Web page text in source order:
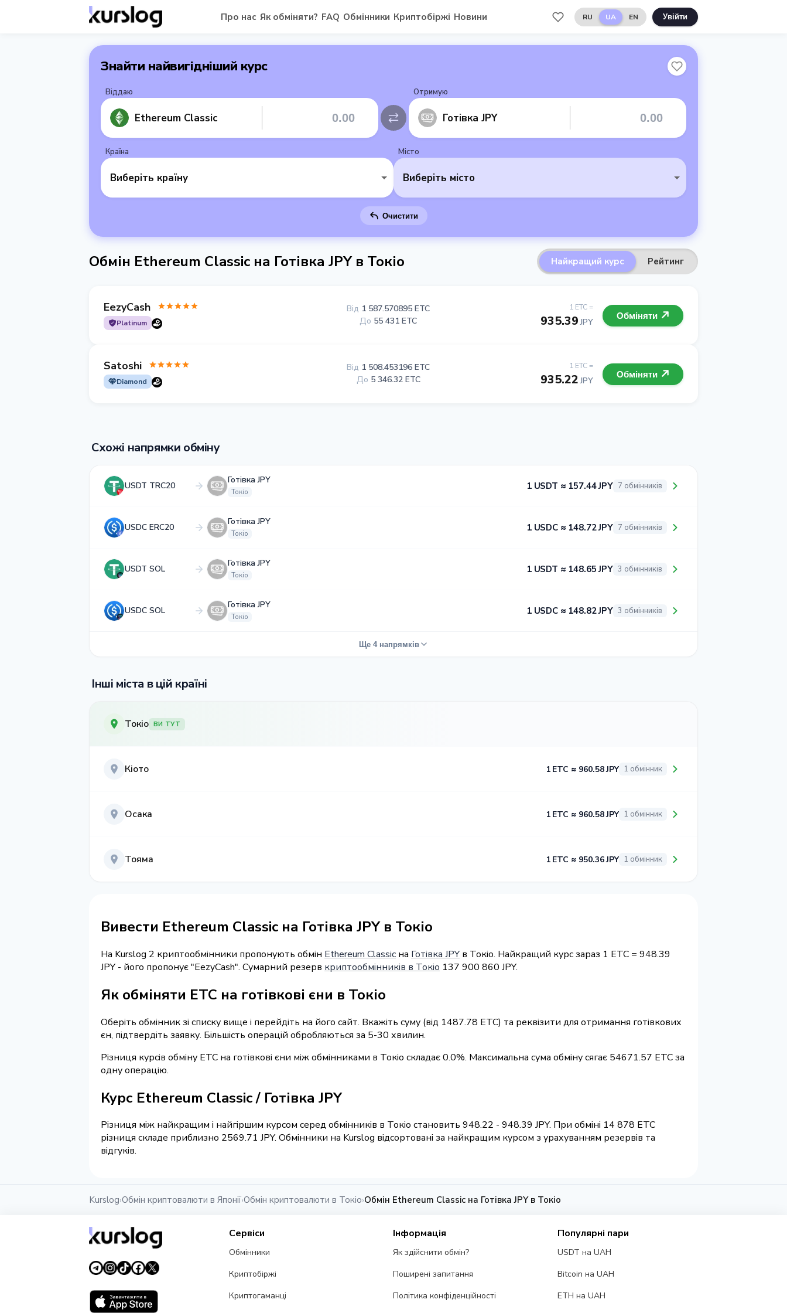
Про нас Як обміняти? FAQ Обмінники Криптобіржі Новини RU UA EN Увійти
Знайти найвигідніший курс
Віддаю
Ethereum Classic
Отримую
Готівка JPY
Країна
Виберіть країну
Місто
Виберіть місто
Очистити
Обмін Ethereum Classic на Готівка JPY в Токіо Найкращий курс Рейтинг
EezyCash
Platinum
1 ETC =
935.39 JPY
Від 1 587.570895 ETC
До 55 431 ETC Обміняти
Satoshi
Diamond
1 ETC =
935.22 JPY
Від 1 508.453196 ETC
До 5 346.32 ETC Обміняти
Схожі напрямки обміну
USDT TRC20
Готівка JPY
Токіо
1 USDT ≈ 157.44 JPY 7 обмінників
USDC ERC20
Готівка JPY
Токіо
1 USDC ≈ 148.72 JPY 7 обмінників
USDT SOL
Готівка JPY
Токіо
1 USDT ≈ 148.65 JPY 3 обмінників
USDC SOL
Готівка JPY
Токіо
1 USDC ≈ 148.82 JPY 3 обмінників
Ще 4 напрямків
Інші міста в цій країні
Токіо ВИ ТУТ
Кіото 1 ETC ≈ 960.58 JPY 1 обмінник
Осака 1 ETC ≈ 960.58 JPY 1 обмінник
Тояма 1 ETC ≈ 950.36 JPY 1 обмінник
Вивести Ethereum Classic на Готівка JPY в Токіо
На Kurslog 2 криптообмінники пропонують обмін Ethereum Classic на Готівка JPY в Токіо. Найкращий курс зараз 1 ETC = 948.39
JPY - його пропонує "EezyCash". Сумарний резерв криптообмінників в Токіо 137 900 860 JPY.
Як обміняти ETC на готівкові єни в Токіо
Оберіть обмінник зі списку вище і перейдіть на його сайт. Вкажіть суму (від 1487.78 ETC) та реквізити для отримання готівкових
єн, підтвердіть заявку. Більшість операцій обробляються за 5-30 хвилин.
Різниця курсів обміну ETC на готівкові єни між обмінниками в Токіо складає 0.0%. Максимальна сума обміну сягає 54671.57 ETC за
одну операцію.
Курс Ethereum Classic / Готівка JPY
Різниця між найкращим і найгіршим курсом серед обмінників в Токіо становить 948.22 - 948.39 JPY. При обміні 14 878 ETC
різниця складе приблизно 2569.71 JPY. Обмінники на Kurslog відсортовані за найкращим курсом з урахуванням резервів та
відгуків.
Kurslog›Обмін криптовалюти в Японії›Обмін криптовалюти в Токіо›Обмін Ethereum Classic на Готівка JPY в Токіо
Сервіси
Обмінники
Криптобіржі
Криптогаманці
Інформація
Як здійснити обмін?
Поширені запитання
Політика конфіденційності
Популярні пари
USDT на UAH
Bitcoin на UAH
ETH на UAH